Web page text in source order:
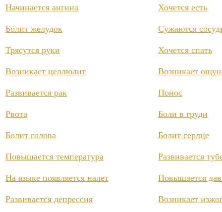
Начинается ангина Хочется есть
Болит желудок Сужаются
Трясутся руки Хочется спать
Возникает целлюлит Возникает
Развивается рак Понос
Рвота Боли в груди
Болит голова Болит сердце
Повышается температура Развивается
На языке появляется налет Повышается
Развивается депрессия Возникает